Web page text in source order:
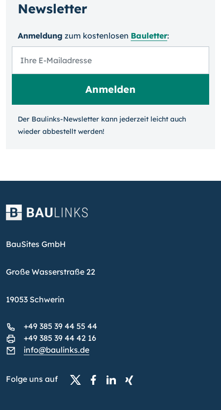
Newsletter
Anmeldung zum kosten­losen Bauletter:
Der Baulinks-Newsletter kann jeder­zeit leicht auch
wieder ab­bestellt werden!
BauSites GmbH
Große Wasserstraße 22
19053 Schwerin
+49 385 39 44 55 44
+49 385 39 44 42 16
info@baulinks.de
Folge uns auf